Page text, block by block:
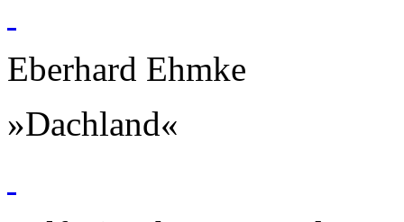
Eberhard Ehmke
»Dachland«